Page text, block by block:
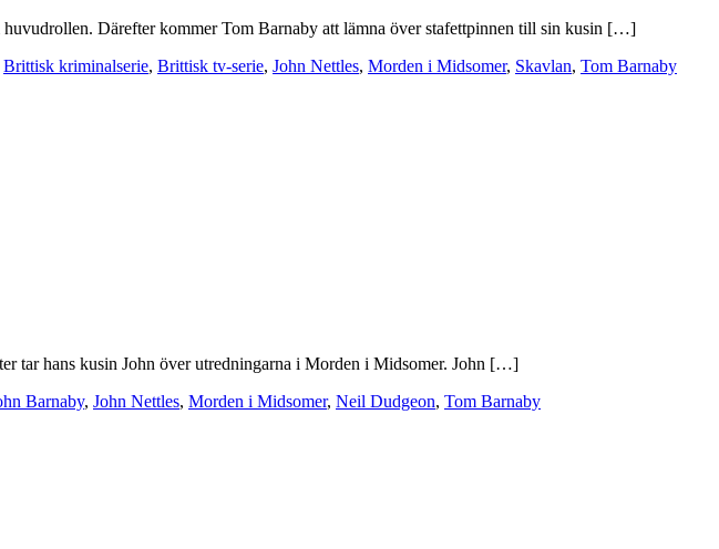
Därefter kommer Tom Barnaby att lämna över stafettpinnen till sin kusin […]
Brittisk kriminalserie, Brittisk tv-serie, John Nettles, Morden i Midsomer, Skavlan, Tom Barnaby
tar hans kusin John över utredningarna i Morden i Midsomer. John […]
Barnaby, John Nettles, Morden i Midsomer, Neil Dudgeon, Tom Barnaby